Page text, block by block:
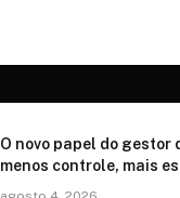
O novo papel do gestor
menos controle, mais